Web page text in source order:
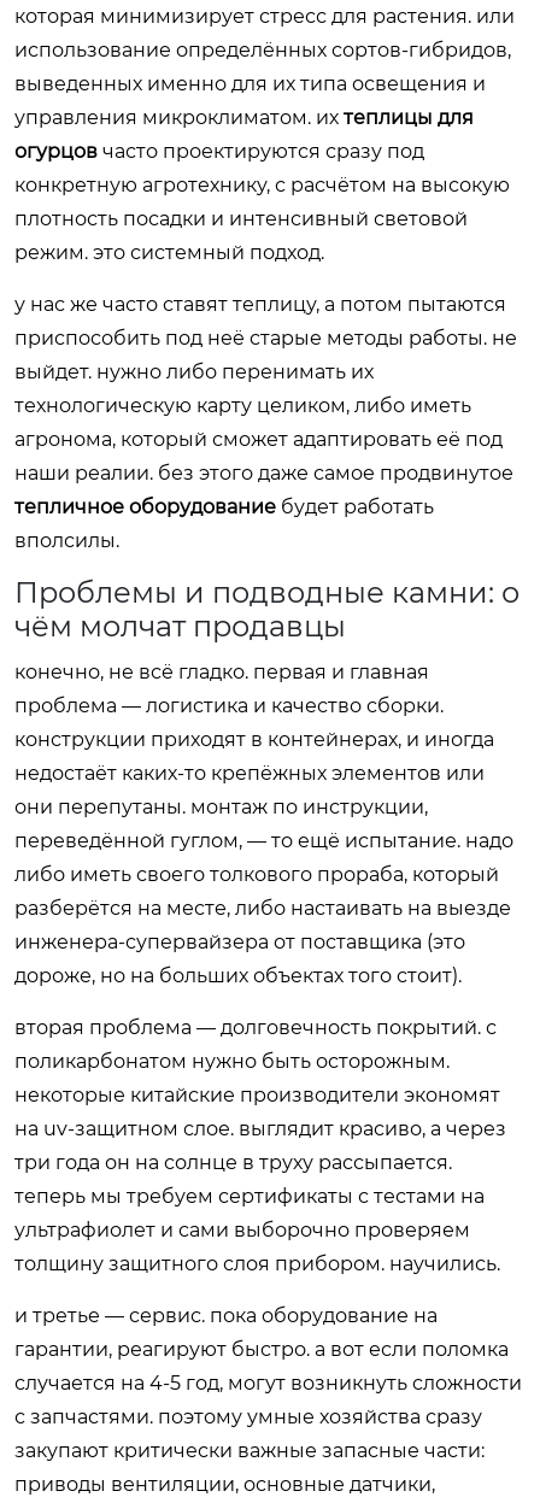
которая минимизирует стресс для растения. или
использование определённых сортов-гибридов,
выведенных именно для их типа освещения и
управления микроклиматом. их теплицы для
огурцов часто проектируются сразу под
конкретную агротехнику, с расчётом на высокую
плотность посадки и интенсивный световой
режим. это системный подход.
у нас же часто ставят теплицу, а потом пытаются
приспособить под неё старые методы работы. не
выйдет. нужно либо перенимать их
технологическую карту целиком, либо иметь
агронома, который сможет адаптировать её под
наши реалии. без этого даже самое продвинутое
тепличное оборудование будет работать
вполсилы.
Проблемы и подводные камни: о
чём молчат продавцы
конечно, не всё гладко. первая и главная
проблема — логистика и качество сборки.
конструкции приходят в контейнерах, и иногда
недостаёт каких-то крепёжных элементов или
они перепутаны. монтаж по инструкции,
переведённой гуглом, — то ещё испытание. надо
либо иметь своего толкового прораба, который
разберётся на месте, либо настаивать на выезде
инженера-супервайзера от поставщика (это
дороже, но на больших объектах того стоит).
вторая проблема — долговечность покрытий. с
поликарбонатом нужно быть осторожным.
некоторые китайские производители экономят
на uv-защитном слое. выглядит красиво, а через
три года он на солнце в труху рассыпается.
теперь мы требуем сертификаты с тестами на
ультрафиолет и сами выборочно проверяем
толщину защитного слоя прибором. научились.
и третье — сервис. пока оборудование на
гарантии, реагируют быстро. а вот если поломка
случается на 4-5 год, могут возникнуть сложности
с запчастями. поэтому умные хозяйства сразу
закупают критически важные запасные части:
приводы вентиляции, основные датчики,